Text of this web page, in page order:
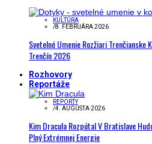
KULTÚRA
/8. FEBRUÁRA 2026
Svetelné Umenie Rozžiari Trenčianske
Trenčín 2026
Rozhovory
Reportáže
REPORTY
/4. AUGUSTA 2026
Kim Dracula Rozpútal V Bratislave
Plný Extrémnej Energie